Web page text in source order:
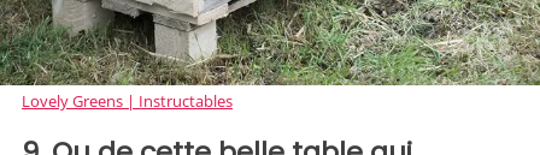
Lovely Greens | Instructables